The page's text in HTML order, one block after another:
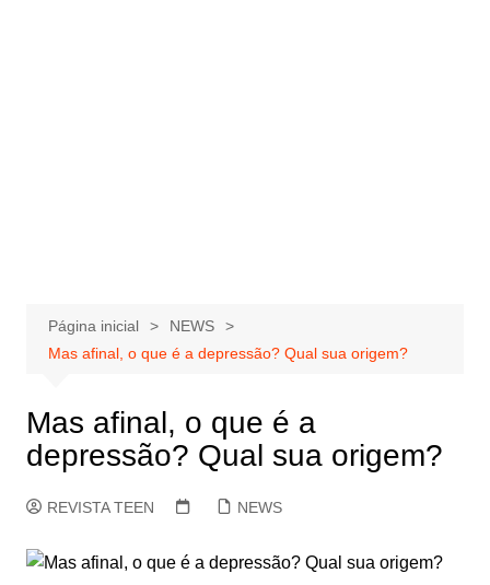
Página inicial
NEWS
Mas afinal, o que é a depressão? Qual sua origem?
Mas afinal, o que é a
depressão? Qual sua origem?
REVISTA TEEN NEWS